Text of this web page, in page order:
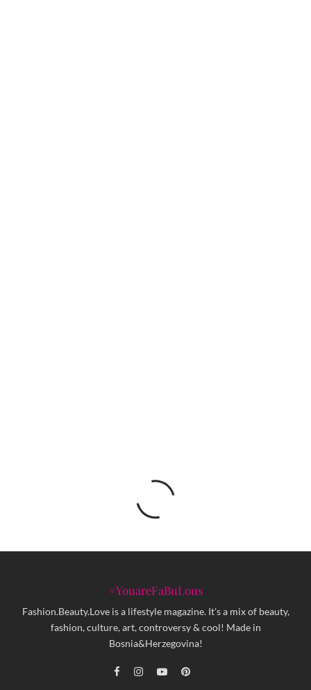
#YouareFaBuLous
Fashion.Beauty.Love is a lifestyle magazine. It's a mix of beauty,
fashion, culture, art, controversy & cool! Made in
Bosnia&Herzegovina!